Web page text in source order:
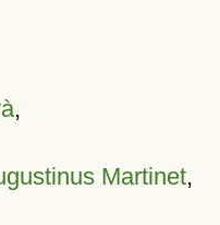
,
Martinet,